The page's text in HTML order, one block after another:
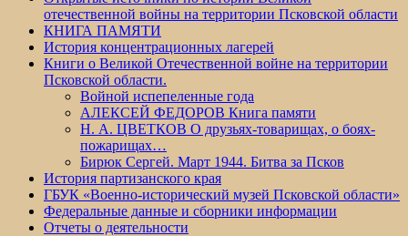
отечественной войны на территории Псковской области
КНИГА ПАМЯТИ
История концентрационных лагерей
Книги о Великой Отечественной войне на территории
Псковской области.
Войной испепеленные года
АЛЕКСЕЙ ФЕДОРОВ Книга памяти
Н. А. ЦВЕТКОВ О друзьях-товарищах, о боях-
пожарищах…
Бирюк Сергей. Март 1944. Битва за Псков
История партизанского края
ГБУК «Военно-исторический музей Псковской области»
Федеральные данные и сборники информации
Отчеты о деятельности